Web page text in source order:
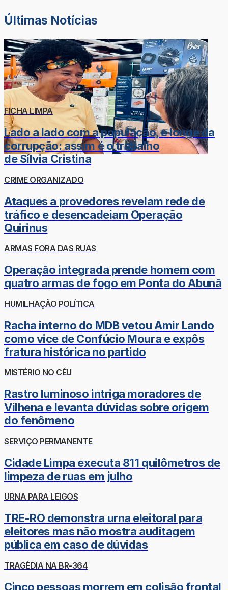
Últimas Notícias
FICHA LIMPA
Lado a lado com a população, e longe da
corrupção: assim é o trabalho
de Sílvia Cristina
CRIME ORGANIZADO
Ataques a provedores revelam rede de
tráfico e desencadeiam Operação
Quirinus
ARMAS FORA DAS RUAS
Operação integrada prende homem com
quatro armas de fogo em Ponta do Abunã
HUMILHAÇÃO POLÍTICA
Racha interno do MDB vetou Amir Lando
como vice de Confúcio Moura e expôs
fratura histórica no partido
MISTÉRIO NO CÉU
Rastro luminoso intriga moradores de
Vilhena e levanta dúvidas sobre origem
do fenômeno
SERVIÇO PERMANENTE
Cidade Limpa executa 811 quilômetros de
limpeza de ruas em julho
URNA PARA LEIGOS
TRE-RO demonstra urna eleitoral para
eleitores mas não mostra auditagem
pública em caso de dúvidas
TRAGÉDIA NA BR-364
Cinco pessoas morrem em colisão frontal